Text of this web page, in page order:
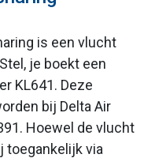
is een vlucht
je boekt een
KL641. Deze
bij Delta Air
Hoewel de vlucht
toegankelijk via